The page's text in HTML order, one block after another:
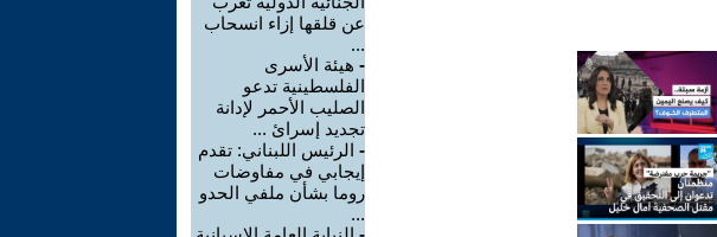
عن قلقها إزاء انسحاب
...
- هيئة الأسرى
الفلسطينية تدعو
الصليب الأحمر لإدانة
تجديد إسرائ ...
- الرئيس اللبناني: تقدم
إيجابي في مفاوضات
روما بشأن ملفي الحدو
...